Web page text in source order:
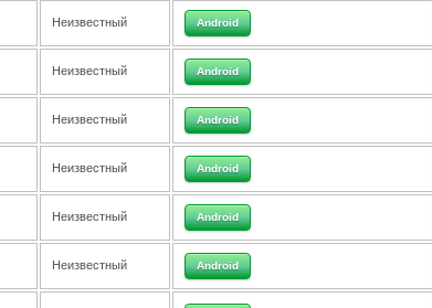
Неизвестный Android
Неизвестный Android
Неизвестный Android
Неизвестный Android
Неизвестный Android
Неизвестный Android